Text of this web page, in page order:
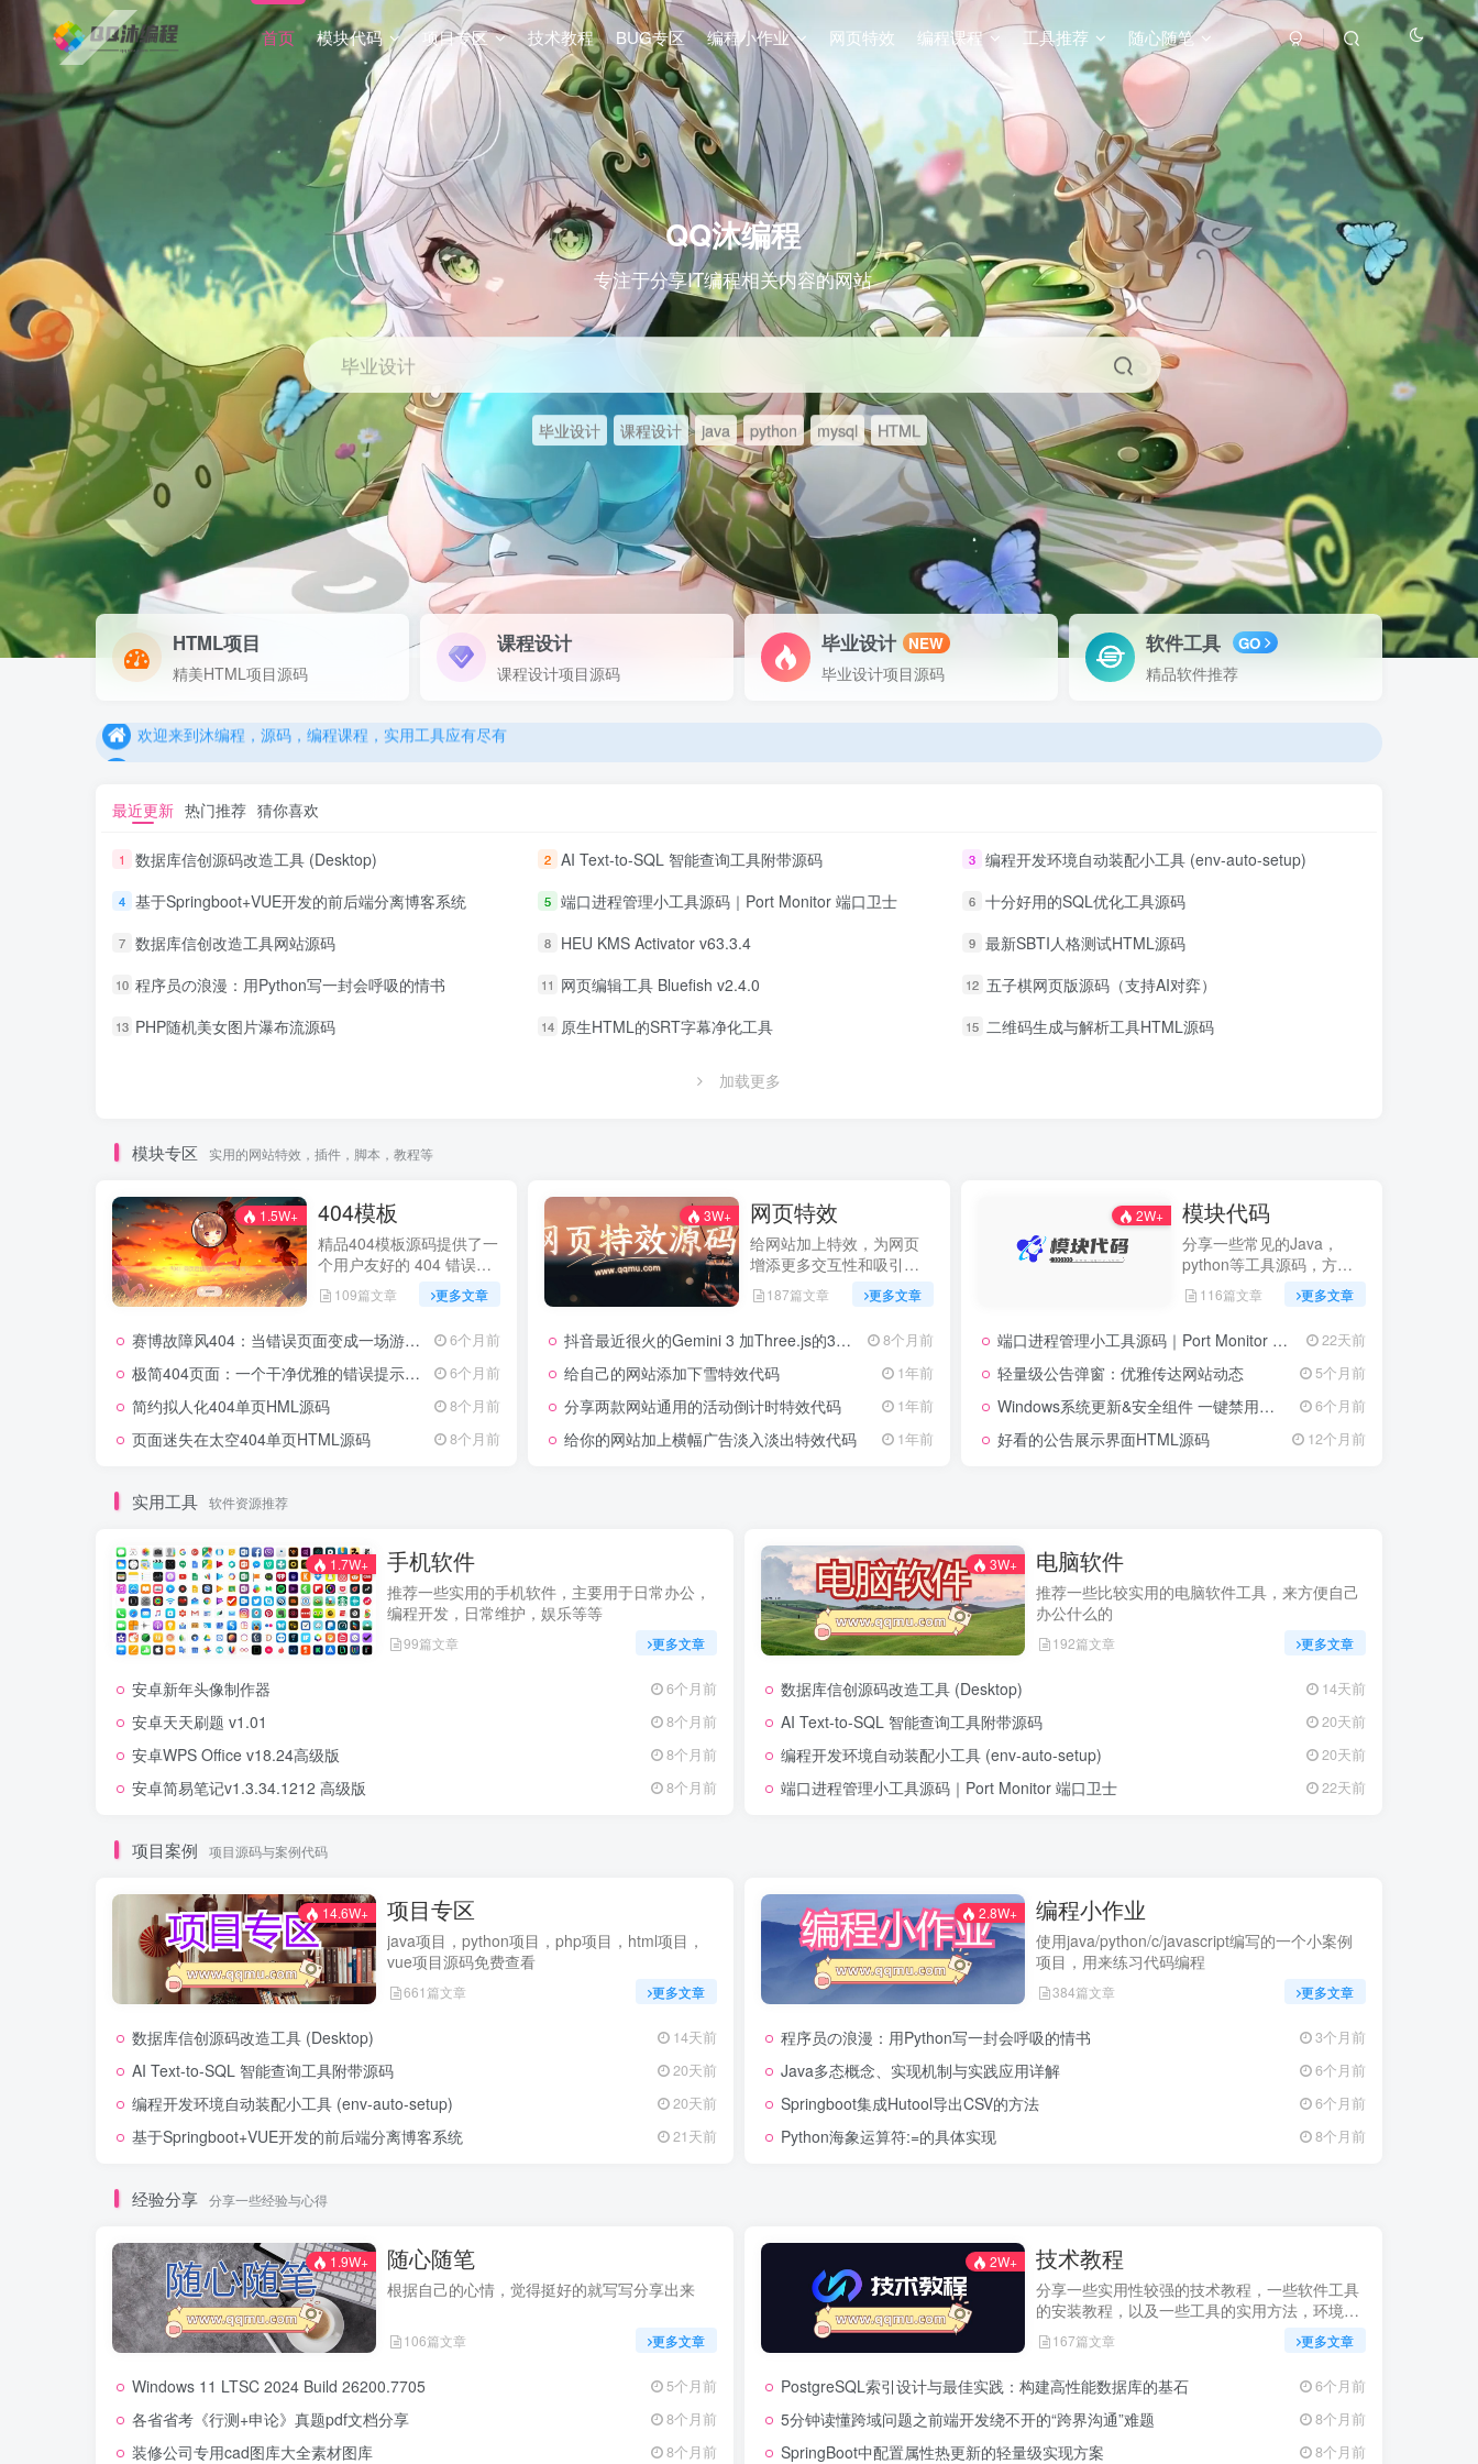
首页 模块代码 项目专区 技术教程 BUG专区 编程小作业 网页特效 编程课程 工具推荐 随心随笔
QQ沐编程
专注于分享IT编程相关内容的网站
毕业设计
毕业设计 课程设计 java python mysql HTML
HTML项目
精美HTML项目源码
课程设计
课程设计项目源码
毕业设计 NEW
毕业设计项目源码
软件工具 GO
精品软件推荐
欢迎来到沐编程，源码，编程课程，实用工具应有尽有
欢迎来到沐编程，源码，编程课程，实用工具应有尽有
最近更新 热门推荐 猜你喜欢
1 数据库信创源码改造工具 (Desktop) 2 AI Text-to-SQL 智能查询工具附带源码 3 编程开发环境自动装配小工具 (env-auto-setup)
4 基于Springboot+VUE开发的前后端分离博客系统 5 端口进程管理小工具源码｜Port Monitor 端口卫士 6 十分好用的SQL优化工具源码
7 数据库信创改造工具网站源码 8 HEU KMS Activator v63.3.4 9 最新SBTI人格测试HTML源码
10 程序员の浪漫：用Python写一封会呼吸的情书 11 网页编辑工具 Bluefish v2.4.0 12 五子棋网页版源码（支持AI对弈）
13 PHP随机美女图片瀑布流源码 14 原生HTML的SRT字幕净化工具 15 二维码生成与解析工具HTML源码
加载更多
模块专区 实用的网站特效，插件，脚本，教程等
1.5W+ 404模板
精品404模板源码提供了一
个用户友好的 404 错误页
面。109篇文章 更多文章
赛博故障风404：当错误页面变成一场游戏体验 6个月前
极简404页面：一个干净优雅的错误提示源码 6个月前
简约拟人化404单页HML源码 8个月前
页面迷失在太空404单页HTML源码 8个月前
3W+ 网页特效
给网站加上特效，为网页
增添更多交互性和吸引
力，提升用户体验
187篇文章 更多文章
抖音最近很火的Gemini 3 加Three.js的3D粒子交互代码 共十三款 8个月前
给自己的网站添加下雪特效代码 1年前
分享两款网站通用的活动倒计时特效代码 1年前
给你的网站加上横幅广告淡入淡出特效代码 1年前
2W+ 模块代码
分享一些常见的Java，
python等工具源码，方便
开发116篇文章 更多文章
端口进程管理小工具源码｜Port Monitor 端口卫士 22天前
轻量级公告弹窗：优雅传达网站动态 5个月前
Windows系统更新&安全组件 一键禁用脚本.bat 6个月前
好看的公告展示界面HTML源码 12个月前
实用工具 软件资源推荐
1.7W+ 手机软件
推荐一些实用的手机软件，主要用于日常办公，
编程开发，日常维护，娱乐等等
99篇文章 更多文章
安卓新年头像制作器 6个月前
安卓天天刷题 v1.01 8个月前
安卓WPS Office v18.24高级版 8个月前
安卓简易笔记v1.3.34.1212 高级版 8个月前
3W+ 电脑软件
推荐一些比较实用的电脑软件工具，来方便自己
办公什么的
192篇文章 更多文章
数据库信创源码改造工具 (Desktop) 14天前
AI Text-to-SQL 智能查询工具附带源码 20天前
编程开发环境自动装配小工具 (env-auto-setup) 20天前
端口进程管理小工具源码｜Port Monitor 端口卫士 22天前
项目案例 项目源码与案例代码
14.6W+ 项目专区
java项目，python项目，php项目，html项目，
vue项目源码免费查看
661篇文章 更多文章
数据库信创源码改造工具 (Desktop) 14天前
AI Text-to-SQL 智能查询工具附带源码 20天前
编程开发环境自动装配小工具 (env-auto-setup) 20天前
基于Springboot+VUE开发的前后端分离博客系统 21天前
2.8W+ 编程小作业
使用java/python/c/javascript编写的一个小案例
项目，用来练习代码编程
384篇文章 更多文章
程序员の浪漫：用Python写一封会呼吸的情书 3个月前
Java多态概念、实现机制与实践应用详解 6个月前
Springboot集成Hutool导出CSV的方法 6个月前
Python海象运算符:=的具体实现 8个月前
经验分享 分享一些经验与心得
1.9W+ 随心随笔
根据自己的心情，觉得挺好的就写写分享出来
106篇文章 更多文章
Windows 11 LTSC 2024 Build 26200.7705 5个月前
各省省考《行测+申论》真题pdf文档分享 8个月前
装修公司专用cad图库大全素材图库 8个月前
2W+ 技术教程
分享一些实用性较强的技术教程，一些软件工具
的安装教程，以及一些工具的实用方法，环境配
置等等167篇文章 更多文章
PostgreSQL索引设计与最佳实践：构建高性能数据库的基石 6个月前
5分钟读懂跨域问题之前端开发绕不开的“跨界沟通”难题 8个月前
SpringBoot中配置属性热更新的轻量级实现方案 8个月前